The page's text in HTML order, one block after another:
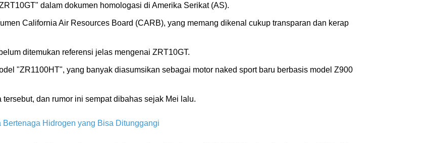
dalam dokumen homologasi di Amerika Serikat (AS).
California Air Resources Board (CARB), yang memang dikenal cukup transparan dan kerap
ditemukan referensi jelas mengenai ZRT10GT.
"ZR1100HT", yang banyak diasumsikan sebagai motor naked sport baru berbasis model Z900
dan rumor ini sempat dibahas sejak Mei lalu.
Hidrogen yang Bisa Ditunggangi